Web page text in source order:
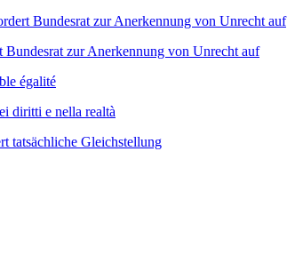
Bundesrat zur Anerkennung von Unrecht auf
zur Anerkennung von Unrecht auf
égalité
diritti e nella realtà
tatsächliche Gleichstellung